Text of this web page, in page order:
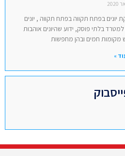
בפתח תקווה בפתח תקווה , יונים
בלתי פוסק, ידוע שהיונים אוהבות
חמים ובהן מחפשות